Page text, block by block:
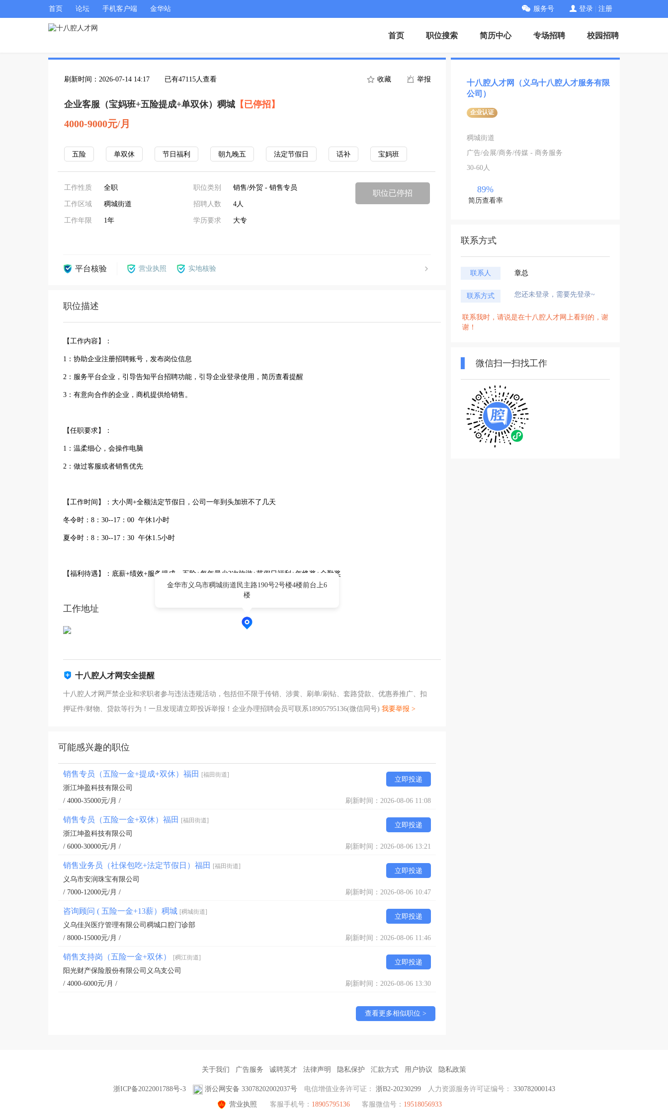
首页 论坛 手机客户端 金华站 服务号 登录 注册
首页 职位搜索 简历中心 专场招聘 校园招聘
刷新时间：2026-07-14 14:17 已有47115人查看 收藏 举报
企业客服（宝妈班+五险提成+单双休）稠城 【已停招】
4000-9000元/月
五险 单双休 节日福利 朝九晚五 法定节假日 话补 宝妈班
工作性质 全职
工作区域 稠城街道
工作年限 1年
职位类别 销售/外贸 - 销售专员
招聘人数 4人
学历要求 大专
职位已停招
平台核验 营业执照 实地核验
职位描述
【工作内容】：
1：协助企业注册招聘账号，发布岗位信息
2：服务平台企业，引导告知平台招聘功能，引导企业登录使用，简历查看提醒
3：有意向合作的企业，商机提供给销售。
【任职要求】：
1：温柔细心，会操作电脑
2：做过客服或者销售优先
【工作时间】：大小周+全额法定节假日，公司一年到头加班不了几天
冬令时：8：30--17：00 午休1小时
夏令时：8：30--17：30 午休1.5小时
【福利待遇】：底薪+绩效+服务提成，五险+每年最少2次旅游+节假日福利+年终奖+全勤奖
工作地址
金华市义乌市稠城街道民主路190号2号楼4楼前台上6
楼
十八腔人才网安全提醒
十八腔人才网严禁企业和求职者参与违法违规活动，包括但不限于传销、涉黄、刷单/刷钻、套路贷款、优惠券推广、扣
押证件/财物、贷款等行为！一旦发现请立即投诉举报！企业办理招聘会员可联系18905795136(微信同号) 我要举报 >
可能感兴趣的职位
销售专员（五险一金+提成+双休）福田 [福田街道]
立即投递
浙江坤盈科技有限公司
/ 4000-35000元/月 /
刷新时间：2026-08-06 11:08
销售专员（五险一金+双休）福田 [福田街道]
立即投递
浙江坤盈科技有限公司
/ 6000-30000元/月 /
刷新时间：2026-08-06 13:21
销售业务员（社保包吃+法定节假日）福田 [福田街道]
立即投递
义乌市安润珠宝有限公司
/ 7000-12000元/月 /
刷新时间：2026-08-06 10:47
咨询顾问 ( 五险一金+13薪）稠城 [稠城街道]
立即投递
义乌佳兴医疗管理有限公司稠城口腔门诊部
/ 8000-15000元/月 /
刷新时间：2026-08-06 11:46
销售支持岗（五险一金+双休） [稠江街道]
立即投递
阳光财产保险股份有限公司义乌支公司
/ 4000-6000元/月 /
刷新时间：2026-08-06 13:30
查看更多相似职位 >
十八腔人才网（义乌十八腔人才服务有限
公司）
企业认证
稠城街道
广告/会展/商务/传媒 - 商务服务
30-60人
89%
简历查看率
联系方式
联系人 章总
联系方式 您还未登录，需要先登录~
联系我时，请说是在十八腔人才网上看到的，谢
谢！
微信扫一扫找工作
关于我们 广告服务 诚聘英才 法律声明 隐私保护 汇款方式 用户协议 隐私政策
浙ICP备2022001788号-3 浙公网安备 33078202002037号 电信增值业务许可证： 浙B2-20230299 人力资源服务许可证编号： 330782000143
营业执照 客服手机号： 18905795136 客服微信号： 19518056933